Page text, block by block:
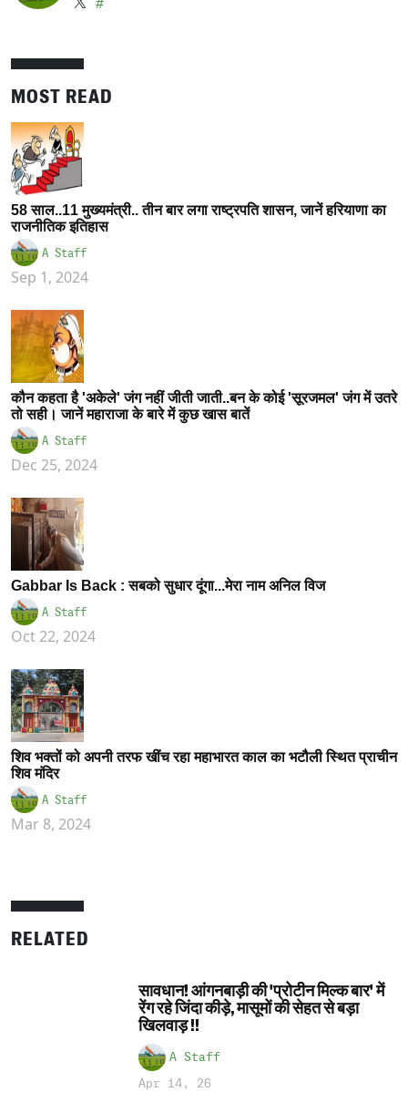
#
MOST READ
58 साल..11 मुख्यमंत्री.. तीन बार लगा राष्ट्रपति शासन, जानें हरियाणा का
राजनीतिक इतिहास
A Staff
Sep 1, 2024
कौन कहता है 'अकेले' जंग नहीं जीती जाती..बन के कोई 'सूरजमल' जंग में उतरे
तो सही। जानें महाराजा के बारे में कुछ खास बातें
A Staff
Dec 25, 2024
Gabbar Is Back : सबको सुधार दूंगा...मेरा नाम अनिल विज
A Staff
Oct 22, 2024
शिव भक्तों को अपनी तरफ खींच रहा महाभारत काल का भटौली स्थित प्राचीन
शिव मंदिर
A Staff
Mar 8, 2024
RELATED
सावधान! आंगनबाड़ी की 'प्रोटीन मिल्क बार' में
रेंग रहे जिंदा कीड़े, मासूमों की सेहत से बड़ा
खिलवाड़ !!
A Staff
Apr 14, 26